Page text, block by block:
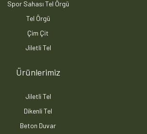
Spor Sahası Tel Örgü
Tel Örgü
Çim Çit
Jiletli Tel
Ürünlerimiz
Jiletli Tel
Dikenli Tel
Beton Duvar